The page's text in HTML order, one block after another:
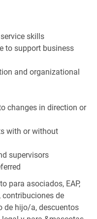
skills
to support business
and organizational
changes in direction or
with or without
supervisors
para asociados, EAP,
contribuciones de
de hijo/a, descuentos